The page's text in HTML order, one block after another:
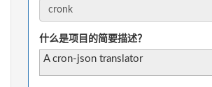
什么是项目的简要描述？
A cron-json translator